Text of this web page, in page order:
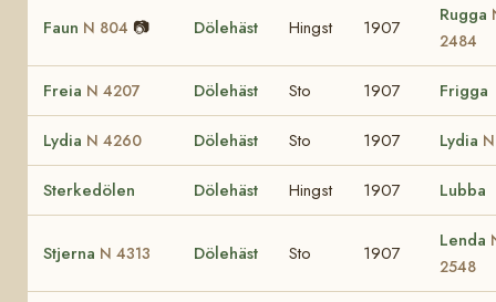
Faun N 804 📷 Dölehäst Hingst 1907
Rugga
2484
Freia N 4207 Dölehäst Sto 1907 Frigga
Lydia N 4260 Dölehäst Sto 1907 Lydia
Sterkedölen Dölehäst Hingst 1907 Lubba
Stjerna N 4313 Dölehäst Sto 1907
Lenda
2548